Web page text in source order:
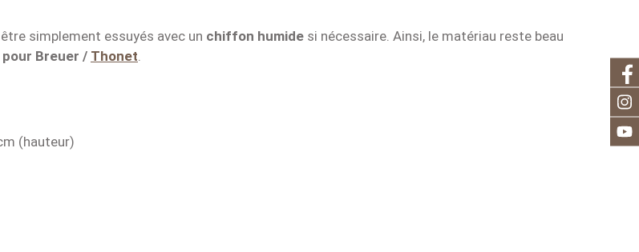
simplement essuyés avec un chiffon humide si nécessaire. Ainsi, le matériau reste beau
Breuer / Thonet.
(hauteur)